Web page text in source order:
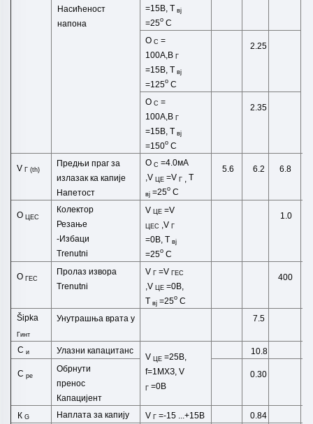
Насићеност
напона
=15В,Tвј
=25o C
OC=
100А,ВГ
=15В,Tвј
=125o C
2.25
OC=
100А,ВГ
=15В,Tвј
=150o C
2.35
VГ(th)
Предњи праг за
излазак ка капије
Напетост
OC=4.0мА
,V ЦЕ=VГ , T
вј=25o C
5.6 6.2 6.8
O ЦЕС
Колектор
Резање
-Избаци
Trenutni
V ЦЕ=V
ЦЕС ,VГ
=0В,Tвј
=25o C
1.0
OГЕС
Пролаз извора
Trenutni
VГ=VГЕС
,VЦЕ=0В,
Tвј=25o C
400
Šipka
Гинт
Унутрашња вратау 7.5
C и Улазни капацитанс
V ЦЕ=25В,
f=1МХЗ,V
Г=0В
10.8
C ре
Обрнути
пренос
Капацијент
0.30
К G Наплата за капију VГ=-15 ...+15В
0.84